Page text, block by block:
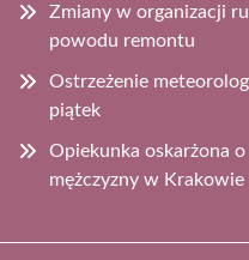
Zmiany w organizacji
powodu remontu
Ostrzeżenie
piątek
Opiekunka oskarżona
mężczyzny w Krakowie